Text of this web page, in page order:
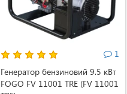
1
Генератор бензиновий 9.5 кВт
FOGO FV 11001 TRE (FV 11001